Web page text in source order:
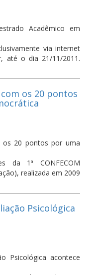
via internet
até o dia 21/11/2011.
os 20 pontos
da 1ª CONFECOM
realizada em 2009
Psicológica